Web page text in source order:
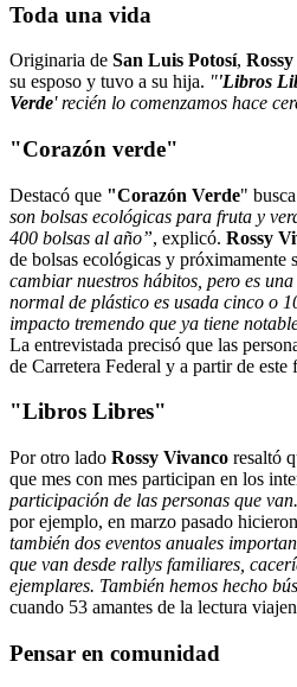
Toda una vida
Originaria de San Luis Potosí,
su esposo y tuvo a su hija. "'Libros
Verde' recién lo comenzamos hace
"Corazón verde"
Destacó que "Corazón Verde"
son bolsas ecológicas para fruta y
400 bolsas al año”, explicó. Rossy
de bolsas ecológicas y próximamente
cambiar nuestros hábitos, pero es
normal de plástico es usada cinco o
impacto tremendo que ya tiene
La entrevistada precisó que las
de Carretera Federal y a partir de este
"Libros Libres"
Por otro lado Rossy Vivanco resaltó
que mes con mes participan en los
participación de las personas que
por ejemplo, en marzo pasado
también dos eventos anuales
que van desde rallys familiares,
ejemplares. También hemos hecho
cuando 53 amantes de la lectura
Pensar en comunidad